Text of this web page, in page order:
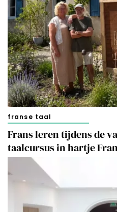
franse taal
Frans leren tijdens de
taalcursus in hartje